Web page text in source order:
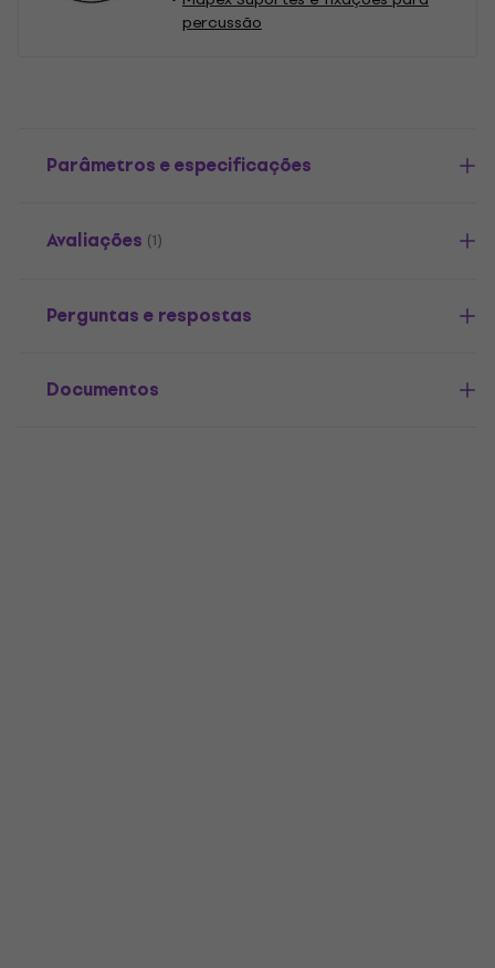
percussão
Parâmetros e especificações
Avaliações (1)
Perguntas e respostas
Documentos